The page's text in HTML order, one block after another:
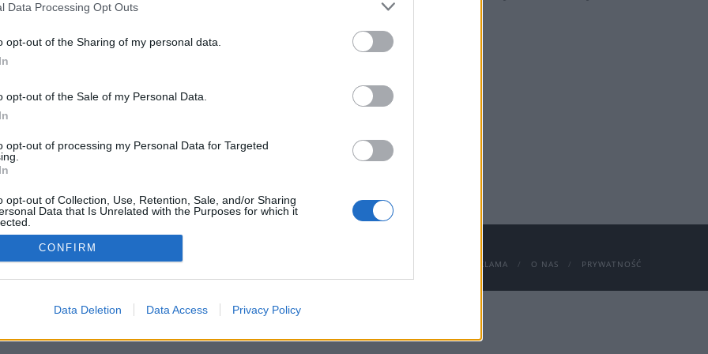
Data Processing Opt Outs
opt-out of the Sharing of my personal data.
opt-out of the Sale of my Personal Data.
opt-out of processing my Personal Data for Targeted
opt-out of Collection, Use, Retention, Sale, and/or Sharing
Data that Is Unrelated with the Purposes for which it
Data Processing Opt Outs
CONFIRM
Data Deletion Data Access Privacy Policy
EdukacjaMedyczna.pl
znajdą Państwo na stronie:
PROJEKTY REFERENCJE REKLAMA O NAS PRYWATNOŚĆ